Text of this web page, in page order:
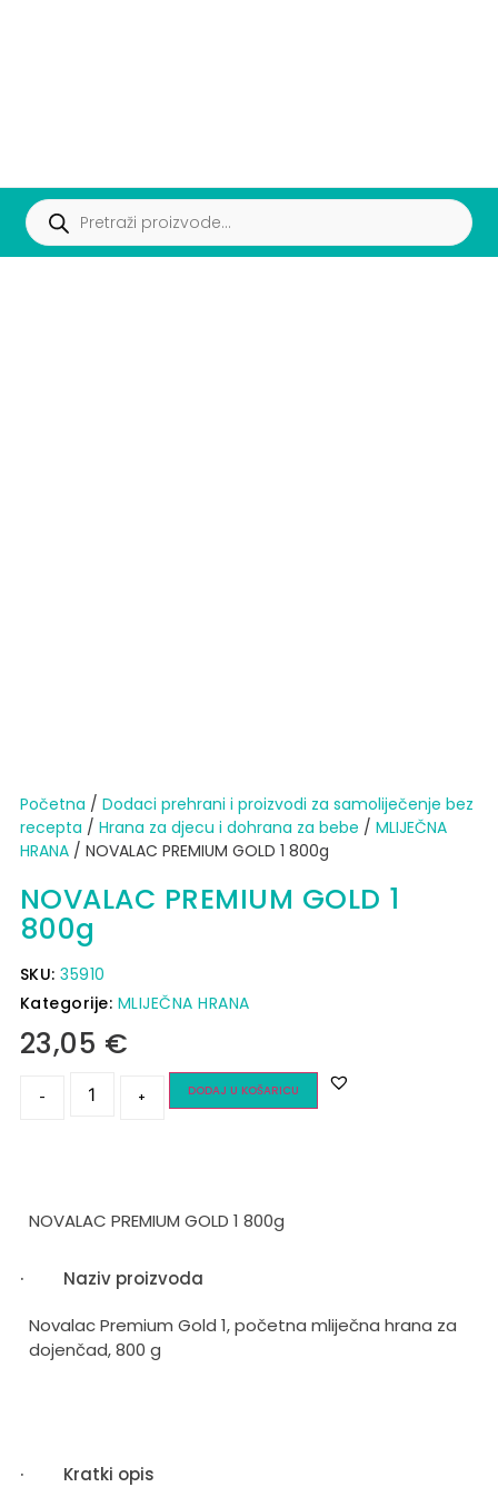
Početna / Dodaci prehrani i proizvodi za samoliječenje bez
recepta / Hrana za djecu i dohrana za bebe / MLIJEČNA
HRANA/ NOVALAC PREMIUM GOLD 1 800g
NOVALAC PREMIUM GOLD 1
800g
SKU:35910
Kategorije: MLIJEČNA HRANA
23,05 €
- + DODAJ U KOŠARICU
NOVALAC PREMIUM GOLD 1 800g
·
Naziv proizvoda
Novalac Premium Gold 1, početna mliječna hrana za
dojenčad, 800 g
·
Kratki opis